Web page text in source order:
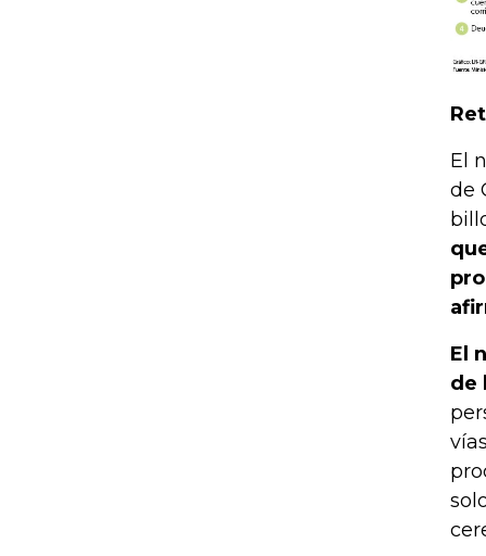
El
de
El
de